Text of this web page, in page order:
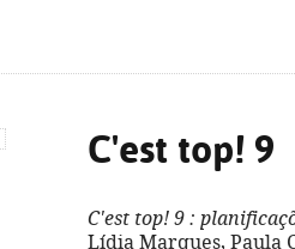
C'est top! 9
C'est top! 9 :
Lídia Marques, Paula